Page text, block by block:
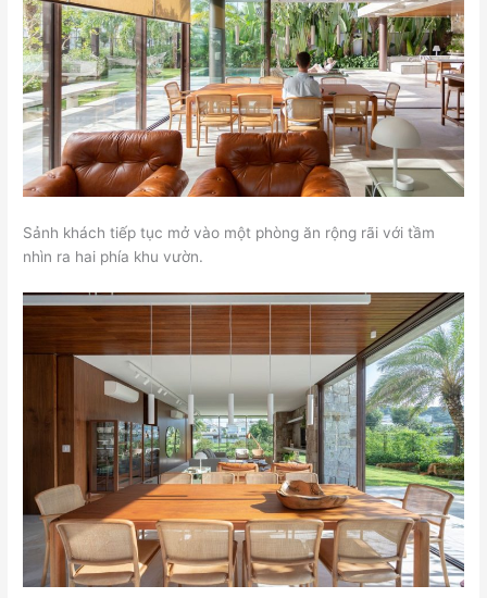
Sảnh khách tiếp tục mở vào một phòng ăn rộng rãi với tầm
nhìn ra hai phía khu vườn.